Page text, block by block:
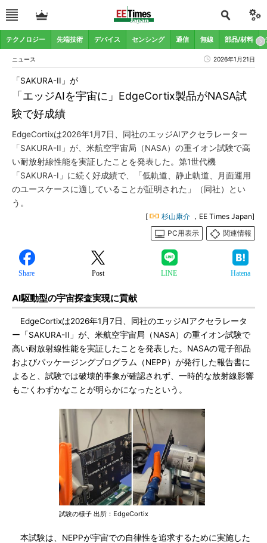
テクノロジー 先端技術 デバイス センシング 通信 無線 部品/材料
ニュース 2026年1月21日
「エッジAIを宇宙に」EdgeCortix製品がNASA試
験で好成績
「SAKURA-II」が
EdgeCortixは2026年1月7日、同社のエッジAIアクセラレーター
「SAKURA-II」が、米航空宇宙局（NASA）の重イオン試験で高
い耐放射線性能を実証したことを発表した。第1世代機
「SAKURA-I」に続く好成績で、「低軌道、静止軌道、月面運用
のユースケースに適していることが証明された」（同社）とい
う。
[ 杉山康介 ，EE Times Japan]
PC用表示
関連情報
Share Post LINE Hatena
AI駆動型の宇宙探査実現に貢献
EdgeCortixは2026年1月7日、同社のエッジAIアクセラレータ
ー「SAKURA-II」が、米航空宇宙局（NASA）の重イオン試験で
高い耐放射線性能を実証したことを発表した。NASAの電子部品
およびパッケージングプログラム（NEPP）が発行した報告書に
よると、試験では破壊的事象が確認されず、一時的な放射線影響
もごくわずかなことが明らかになったという。
試験の様子 出所：EdgeCortix
本試験は、NEPPが宇宙での自律性を追求するために実施した